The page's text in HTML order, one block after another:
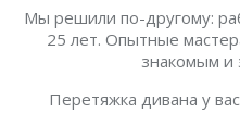
Мы решили по-другому:
25 лет. Опытные
знакомым и
Перетяжка дивана у